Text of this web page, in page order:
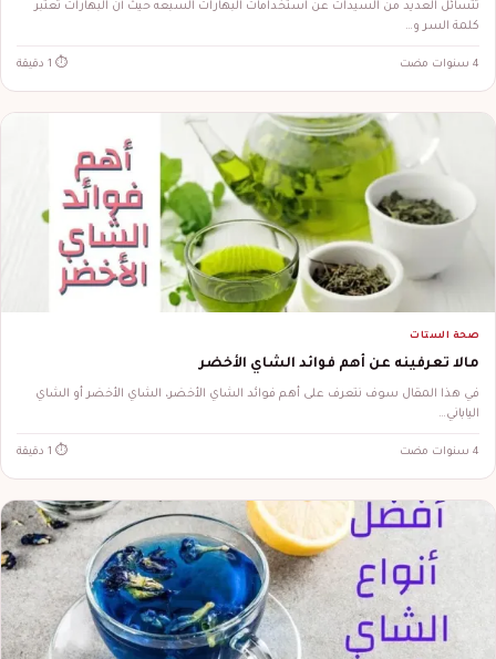
تتسائل العديد من السيدات عن استخدامات البهارات السبعه حيث أن البهارات تعتبر
كلمة السر و…
4 سنوات مضت ⏱ 1 دقيقة
صحة الستات
مالا تعرفينه عن أهم فوائد الشاي الأخضر
في هذا المقال سوف نتعرف على أهم فوائد الشاي الأخضر، الشاي الأخضر أو الشاي
الياباني…
4 سنوات مضت ⏱ 1 دقيقة